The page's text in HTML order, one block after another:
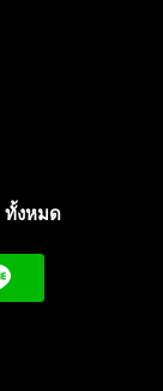
ทั้งหมด